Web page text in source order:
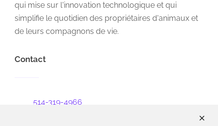
qui mise sur l'innovation technologique et qui
simplifie le quotidien des propriétaires d'animaux et
de leurs compagnons de vie.
Contact
514-319-4966